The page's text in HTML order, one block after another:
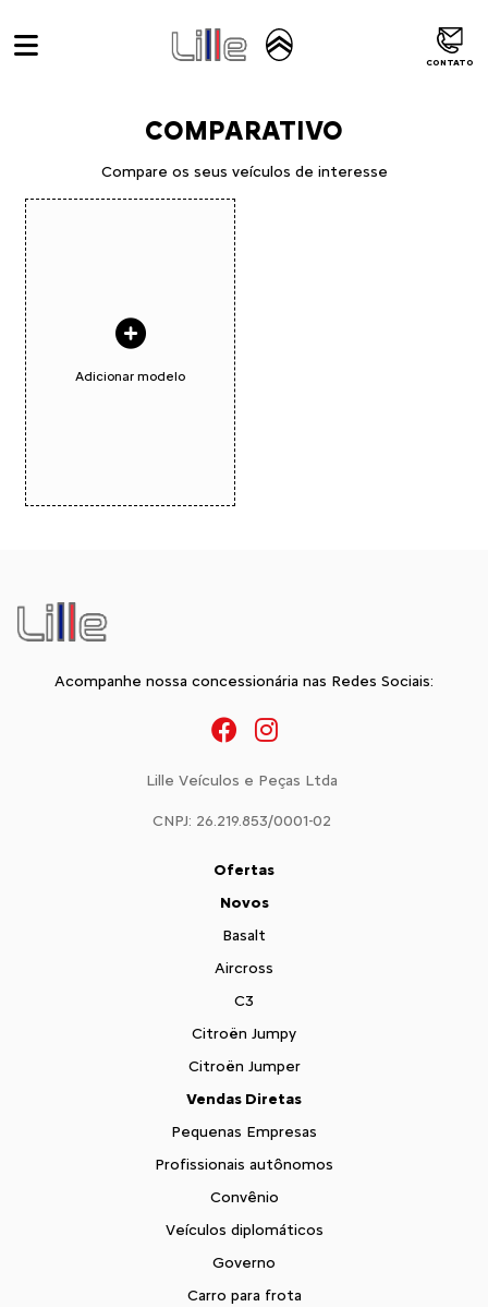
CONTATO
COMPARATIVO
Compare os seus veículos de interesse
Adicionar modelo
Acompanhe nossa concessionária nas Redes Sociais:
Lille Veículos e Peças Ltda
CNPJ: 26.219.853/0001-02
Ofertas
Novos
Basalt
Aircross
C3
Citroën Jumpy
Citroën Jumper
Vendas Diretas
Pequenas Empresas
Profissionais autônomos
Convênio
Veículos diplomáticos
Governo
Carro para frota